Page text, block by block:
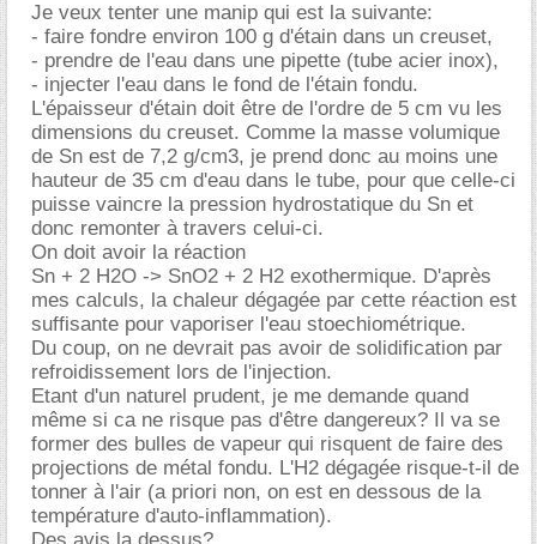
Je veux tenter une manip qui est la suivante:
- faire fondre environ 100 g d'étain dans un creuset,
- prendre de l'eau dans une pipette (tube acier inox),
- injecter l'eau dans le fond de l'étain fondu.
L'épaisseur d'étain doit être de l'ordre de 5 cm vu les
dimensions du creuset. Comme la masse volumique
de Sn est de 7,2 g/cm3, je prend donc au moins une
hauteur de 35 cm d'eau dans le tube, pour que celle-ci
puisse vaincre la pression hydrostatique du Sn et
donc remonter à travers celui-ci.
On doit avoir la réaction
Sn + 2 H2O -> SnO2 + 2 H2 exothermique. D'après
mes calculs, la chaleur dégagée par cette réaction est
suffisante pour vaporiser l'eau stoechiométrique.
Du coup, on ne devrait pas avoir de solidification par
refroidissement lors de l'injection.
Etant d'un naturel prudent, je me demande quand
même si ca ne risque pas d'être dangereux? Il va se
former des bulles de vapeur qui risquent de faire des
projections de métal fondu. L'H2 dégagée risque-t-il de
tonner à l'air (a priori non, on est en dessous de la
température d'auto-inflammation).